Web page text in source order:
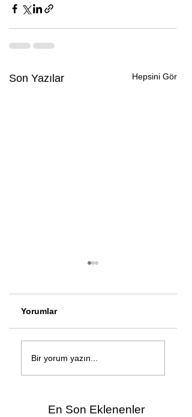
Son Yazılar Hepsini Gör
Çağan Şengül'den
yeni şarkı: Bir Ev
Yorumlar
Bir yorum yazın...
En Son Eklenenler